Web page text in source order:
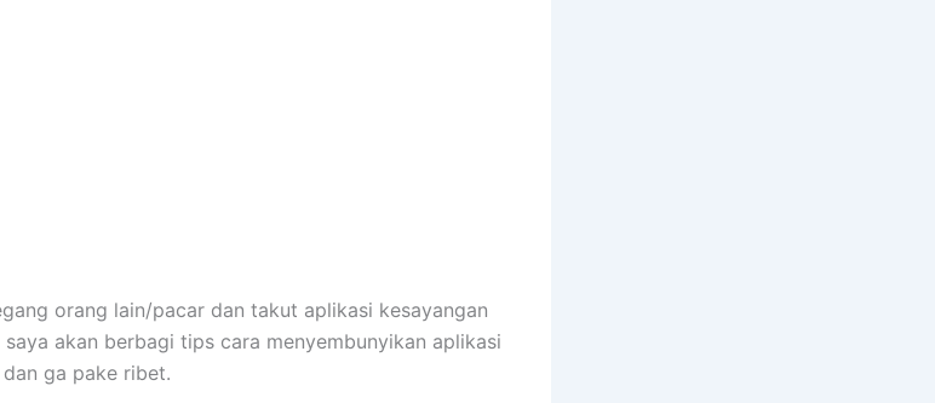
orang lain/pacar dan takut aplikasi kesayangan
akan berbagi tips cara menyembunyikan aplikasi
ga pake ribet.